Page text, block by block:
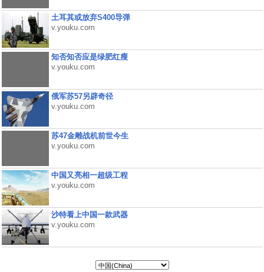
土耳其或放弃S400导弹
v.youku.com
知否知否应是绿肥红瘦
v.youku.com
俄军苏57另辟奇径
v.youku.com
苏47金雕战机前世今生
v.youku.com
中国又亮相一超级工程
v.youku.com
沙特看上中国一款武器
v.youku.com